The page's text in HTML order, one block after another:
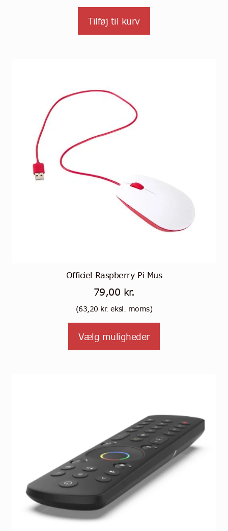
Tilføj til kurv
Officiel Raspberry Pi Mus
79,00 kr.
(63,20 kr. eksl. moms)
Vælg muligheder
tehdä
valinnat
tuotteen
sivulla.